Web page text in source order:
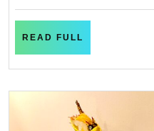
READ FULL